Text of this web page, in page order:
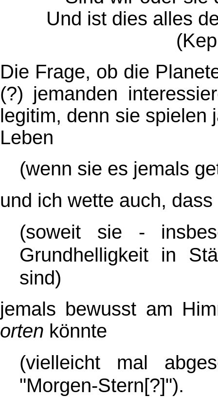
Und ist dies alles
Die Frage, ob die
(?) jemanden
legitim, denn sie spielen
Leben
(wenn sie es jemals
und ich wette auch,
(soweit sie -
Grundhelligkeit in
sind)
jemals bewusst am
orten könnte
(vielleicht mal
"Morgen-Stern[?]").